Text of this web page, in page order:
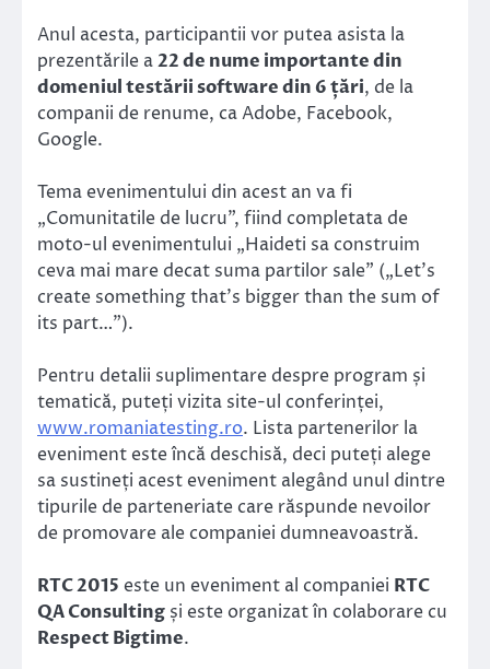
Anul acesta, participantii vor putea asista la
prezentările a22 de nume importante din
domeniul testării software din 6 țări, de la
companii de renume, ca Adobe, Facebook,
Google.
Tema evenimentului din acest an va fi
„Comunitatile de lucru”, fiind completata de
moto-ul evenimentului „Haideti sa construim
ceva mai mare decat suma partilor sale” („Let’s
create something that’s bigger than the sum of
its part…”).
Pentru detalii suplimentare despre program și
tematică, puteți vizita site-ul conferinței,
www.romaniatesting.ro. Lista partenerilor la
eveniment este încă deschisă, deci puteți alege
sa sustineți acest eveniment alegând unul dintre
tipurile de parteneriate care răspunde nevoilor
de promovare ale companiei dumneavoastră.
RTC 2015 este un eveniment al companiei RTC
QA Consulting și este organizat în colaborare cu
Respect Bigtime.